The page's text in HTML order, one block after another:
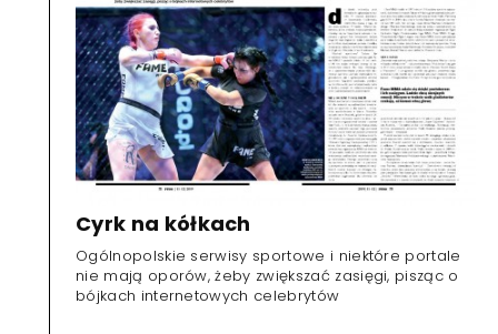
Cyrk na kółkach
Ogólnopolskie serwisy sportowe i niektóre portale
nie mają oporów, żeby zwiększać zasięgi, pisząc o
bójkach internetowych celebrytów